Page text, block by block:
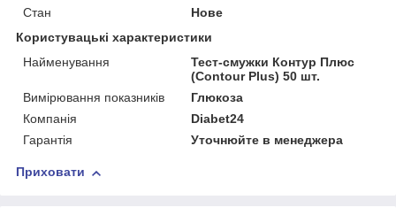
Стан
Нове
Користувацькі характеристики
Найменування
Тест-смужки Контур Плюс
(Contour Plus) 50 шт.
Вимірювання показників
Глюкоза
Компанія
Diabet24
Гарантія
Уточнюйте в менеджера
Приховати